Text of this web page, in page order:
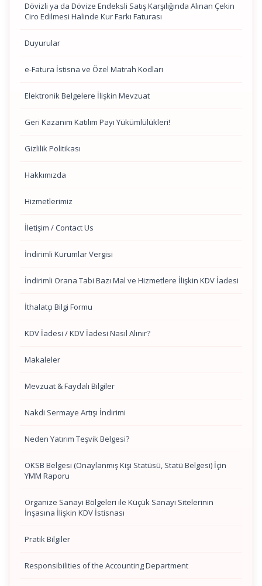
Dövizli ya da Dövize Endeksli Satış Karşılığında Alınan Çekin
Ciro Edilmesi Halinde Kur Farkı Faturası
Duyurular
e-Fatura İstisna ve Özel Matrah Kodları
Elektronik Belgelere İlişkin Mevzuat
Geri Kazanım Katılım Payı Yükümlülükleri!
Gizlilik Politikası
Hakkımızda
Hizmetlerimiz
İletişim / Contact Us
İndirimli Kurumlar Vergisi
İndirimli Orana Tabi Bazı Mal ve Hizmetlere İlişkin KDV İadesi
İthalatçı Bilgi Formu
KDV İadesi / KDV İadesi Nasıl Alınır?
Makaleler
Mevzuat & Faydalı Bilgiler
Nakdi Sermaye Artışı İndirimi
Neden Yatırım Teşvik Belgesi?
OKSB Belgesi (Onaylanmış Kişi Statüsü, Statü Belgesi) İçin
YMM Raporu
Organize Sanayi Bölgeleri ile Küçük Sanayi Sitelerinin
İnşasına İlişkin KDV İstisnası
Pratik Bilgiler
Responsibilities of the Accounting Department